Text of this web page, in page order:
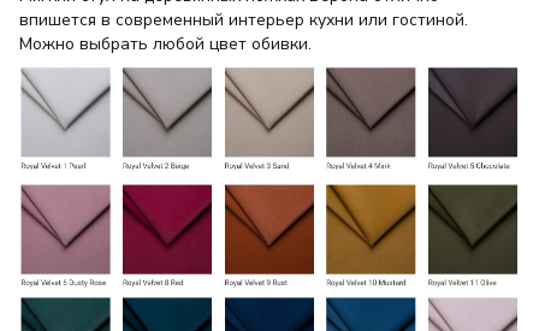
впишется в современный интерьер кухни или гостиной.
Можно выбрать любой цвет обивки.